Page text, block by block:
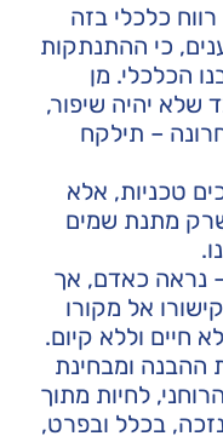
רווח כלכלי בזה
כי ההתנתקות
הכלכלי. מן
שלא יהיה שיפור,
– תילקח
טכניות, אלא
מתנת שמים
נראה כאדם, אך
אל מקורו
חיים וללא קיום.
ההבנה ומבחינת
לחיות מתוך
בכלל ובפרט,